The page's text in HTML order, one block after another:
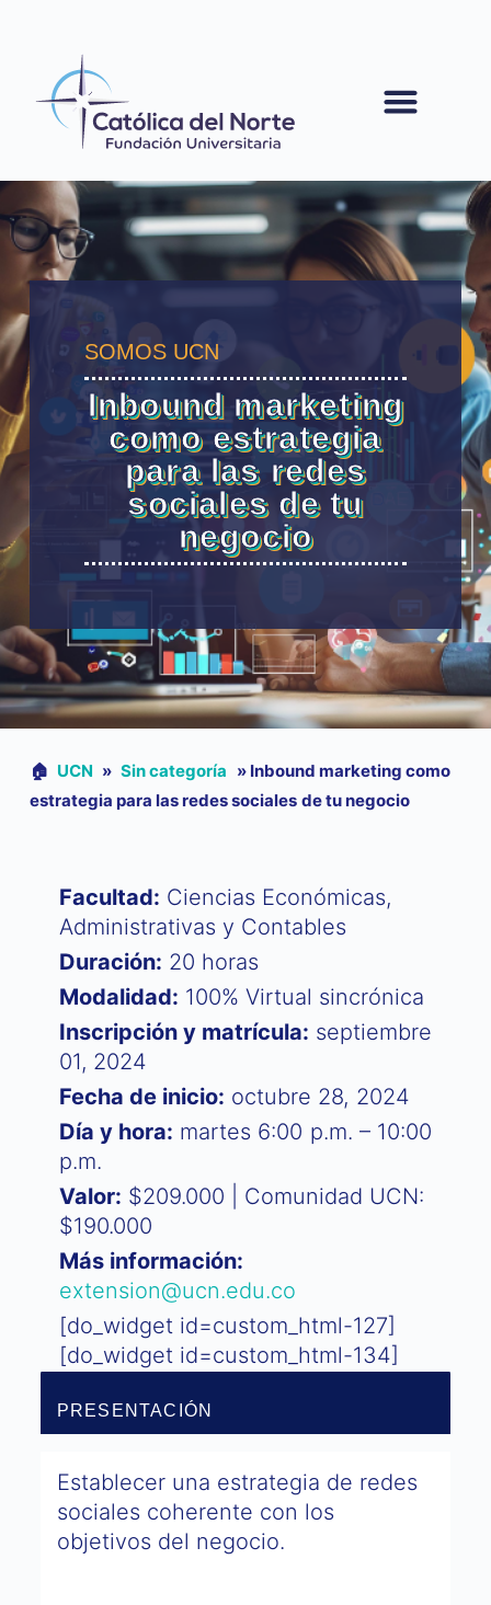
SOMOS UCN
Inbound marketing
como estrategia
para las redes
sociales de tu
negocio
🏠︎ UCN » Sin categoría » Inbound marketing como
estrategia para las redes sociales de tu negocio
Facultad: Ciencias Económicas,
Administrativas y Contables
Duración: 20 horas
Modalidad: 100% Virtual sincrónica
Inscripción y matrícula: septiembre
01, 2024
Fecha de inicio: octubre 28, 2024
Día y hora: martes 6:00 p.m. – 10:00
p.m.
Valor: $209.000 | Comunidad UCN:
$190.000
Más información:
extension@ucn.edu.co
[do_widget id=custom_html-127]
[do_widget id=custom_html-134]
PRESENTACIÓN
Establecer una estrategia de redes
sociales coherente con los
objetivos del negocio.